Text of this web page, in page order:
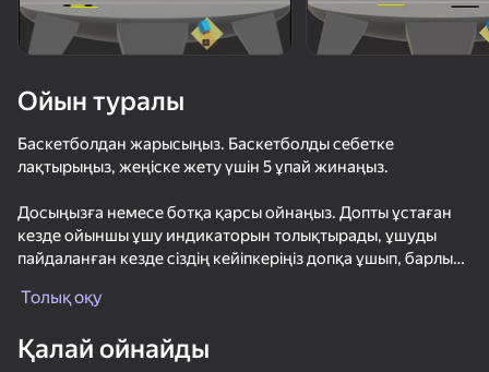
Ускользни от Лазера
Ойын туралы
Баскетболдан жарысыңыз. Баскетболды себетке
лақтырыңыз, жеңіске жету үшін 5 ұпай жинаңыз.
Досыңызға немесе ботқа қарсы ойнаңыз. Допты ұстаған
кезде ойыншы ұшу индикаторын толықтырады, ұшуды
пайдаланған кезде сіздің кейіпкеріңіз допқа ұшып, барлық
ойынды қызықтырақ етеді.
Толық оқу
Қалай ойнайды